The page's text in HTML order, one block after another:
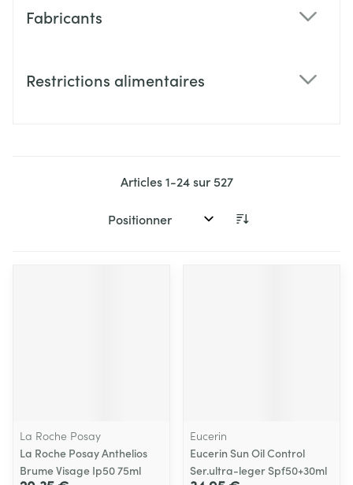
Fabricants
Restrictions alimentaires
Articles1-24sur527
Trier par:
La Roche Posay
La Roche Posay Anthelios
Brume Visage Ip50 75ml
Eucerin
Eucerin Sun Oil Control
Ser.ultra-leger Spf50+30ml